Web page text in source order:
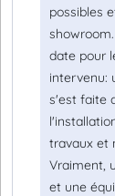
possibles
date pour
intervenu:
s'est faite
travaux et
Vraiment,
et une